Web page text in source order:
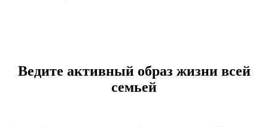
Ведите активный образ жизни всей
семьей